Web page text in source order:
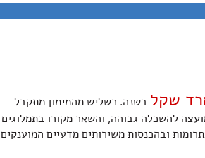
בשנה. כשליש מהמימון מתקבל
להשכלה גבוהה, והשאר מקורו בתמלוגים
ובהכנסות משירותים מדעיים המוענקים